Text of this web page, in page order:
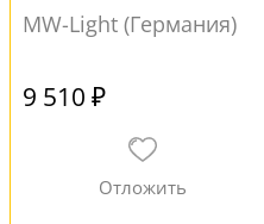
MW-Light (Германия)
9 510 ₽